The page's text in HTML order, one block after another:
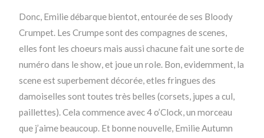
Donc, Emilie débarque bientot, entourée de ses Bloody
Crumpet. Les Crumpe sont des compagnes de scenes,
elles font les choeurs mais aussi chacune fait une sorte de
numéro dans le show, et joue un role. Bon, evidemment, la
scene est superbement décorée, etles fringues des
damoiselles sont toutes très belles (corsets, jupes a cul,
paillettes). Cela commence avec 4 o’Clock, un morceau
que j’aime beaucoup. Et bonne nouvelle, Emilie Autumn